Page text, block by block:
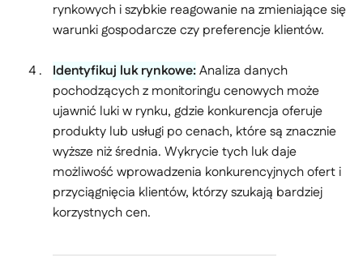
rynkowych i szybkie reagowanie na zmieniające się
warunki gospodarcze czy preferencje klientów.
Identyfikuj luk rynkowe:Analiza danych
pochodzących z monitoringu cenowych może
ujawnić luki w rynku, gdzie konkurencja oferuje
produkty lub usługi po cenach, które są znacznie
wyższe niż średnia. Wykrycie tych luk daje
możliwość wprowadzenia konkurencyjnych ofert i
przyciągnięcia klientów, którzy szukają bardziej
korzystnych cen.